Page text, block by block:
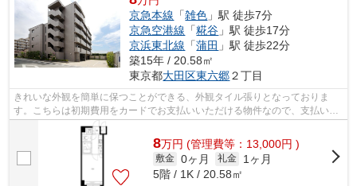
京急本線 「雑色 」駅 徒歩7分
京急空港線 「糀谷 」駅 徒歩17分
京浜東北線 「蒲田 」駅 徒歩22分
築15年 / 20.58㎡
東京都大田区東六郷２丁目
きれいな外観を簡単に保つことができる、外観タイル張りとなっておりま
す。こちらは初期費用をカードでお支払いいただける物件なので、支払い手
続きの手間が省けます。こちらの物件は...
8万円 (管理費等：13,000円 )
敷金 0ヶ月 礼金
1ヶ月
5階 / 1K / 20.58㎡